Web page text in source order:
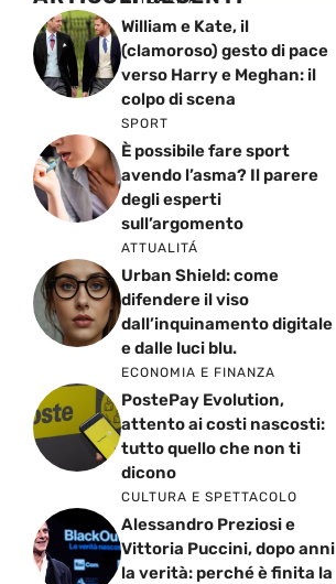
William e Kate, il
(clamoroso) gesto di pace
verso Harry e Meghan: il
colpo di scena
SPORT
È possibile fare sport
avendo l’asma? Il parere
degli esperti
sull’argomento
ATTUALITÁ
Urban Shield: come
difendere il viso
dall’inquinamento digitale
e dalle luci blu.
ECONOMIA E FINANZA
PostePay Evolution,
attento ai costi nascosti:
tutto quello che non ti
dicono
CULTURA E SPETTACOLO
Alessandro Preziosi e
Vittoria Puccini, dopo anni
la verità: perché è finita la